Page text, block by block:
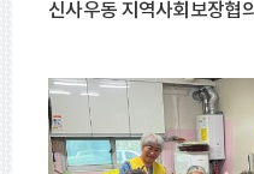
신사우동 지역사회보장협